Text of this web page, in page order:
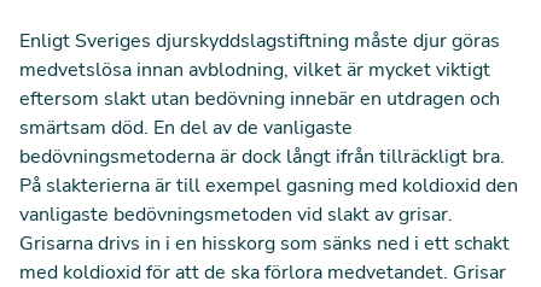
Enligt Sveriges djurskyddslagstiftning måste djur göras
medvetslösa innan avblodning, vilket är mycket viktigt
eftersom slakt utan bedövning innebär en utdragen och
smärtsam död. En del av de vanligaste
bedövningsmetoderna är dock långt ifrån tillräckligt bra.
På slakterierna är till exempel gasning med koldioxid den
vanligaste bedövningsmetoden vid slakt av grisar.
Grisarna drivs in i en hisskorg som sänks ned i ett schakt
med koldioxid för att de ska förlora medvetandet. Grisar